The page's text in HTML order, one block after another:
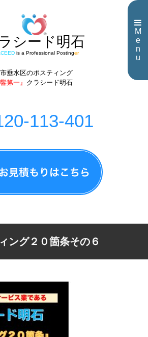
M
e
n
u
シード明石
is a Professional Postinger
垂水区のポスティング
第一』 クラシード明石
113-401
ング２０箇条その６